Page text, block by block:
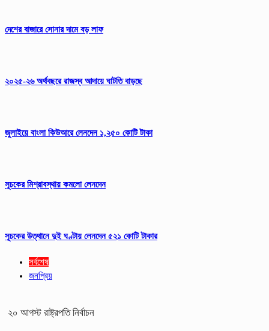
দেশের বাজারে সোনার দামে বড় লাফ
২০২৫-২৬ অর্থবছরে রাজস্ব আদায়ে ঘাটতি বাড়ছে
জুলাইয়ে বাংলা কিউআরে লেনদেন ১,২৫০ কোটি টাকা
সূচকের মিশ্রাবস্থায় কমলো লেনদেন
সূচকের উত্থানে দুই ঘণ্টায় লেনদেন ৫২১ কোটি টাকার
সর্বশেষ
জনপ্রিয়
২০ আগস্ট রাষ্ট্রপতি নির্বাচন